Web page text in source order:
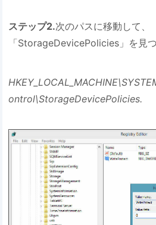
ステップ2.次のパスに移動して、
「StorageDevicePolicies」を見つ
ontrol\StorageDevicePolicies.